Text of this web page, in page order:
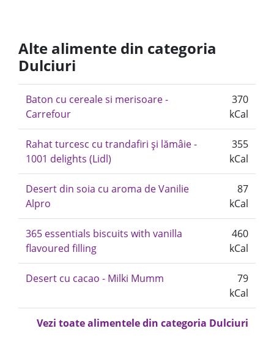
Alte alimente din categoria
Dulciuri
Baton cu cereale si merisoare -
Carrefour
370
kCal
Rahat turcesc cu trandafiri și lămâie -
1001 delights (Lidl)
355
kCal
Desert din soia cu aroma de Vanilie
Alpro
87
kCal
365 essentials biscuits with vanilla
flavoured filling
460
kCal
Desert cu cacao - Milki Mumm
79
kCal
Vezi toate alimentele din categoria Dulciuri